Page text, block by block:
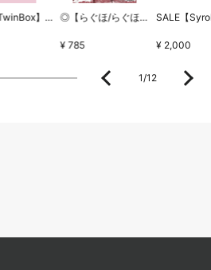
SALE【TwinBox】WSB1タペストリー・放課後の保健室 ◎【らぐほ/らぐほのえりか】リボン
¥ 785 ¥ 2,000
1/12